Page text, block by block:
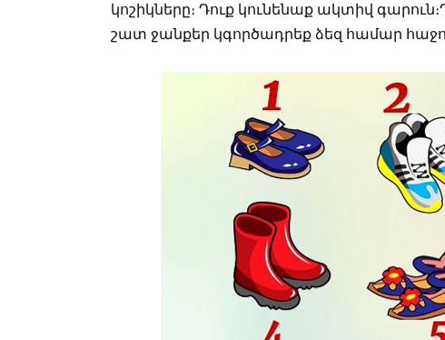
կոշիկները։ Դուք կունենաք ակտիվ
շատ ջանքեր կգործադրեք ձեզ համար